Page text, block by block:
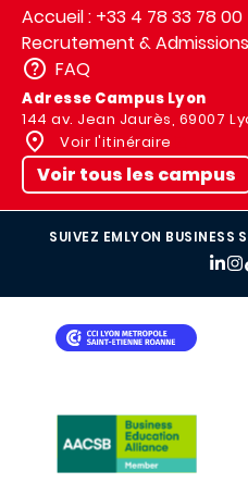
Accueil : +33 4 78 33 78 00
Recrutement &
FAQ
Adresse Campus Lyon
144 av. Jean Jaurès, 69007
Voir l'itinéraire
Voir tous les campus
SUIVEZ EMLYON BUSINESS
IMAGE